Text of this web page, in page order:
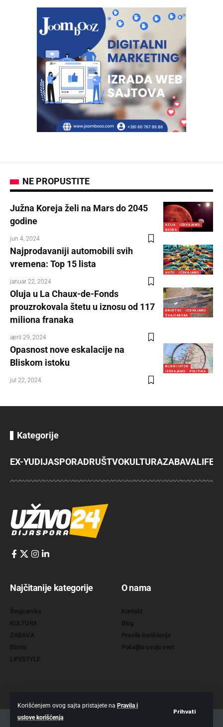
Korišćenjem ovog sajta pristajete na Pravila i
uslove korišćenja
Prihvati
NE PROPUSTITE
AZIJA
IZDVAJAMO
NAUKA
Južna Koreja želi na Mars do 2045
godine
jun 4, 2024
AUTO IZDVAJAMO
Najprodavaniji automobili svih
vremena: Top 15 lista
januar 22, 2024
DRUŠTVO
IZDVAJAMO
ŠVAJCARSKA
Oluja u La Chaux-de-Fonds
prouzrokovala štetu u iznosu od 117
miliona franaka
april 29, 2024
BLISKI ISTOK
IZDVAJAMO
POLITIKA
Opasnost nove eskalacije na
Bliskom istoku
jul 22, 2024
Kategorije
EX-YUDIJASPORADRUŠTVOKULTURAZABAVA
Najčitanije kategorije O nama